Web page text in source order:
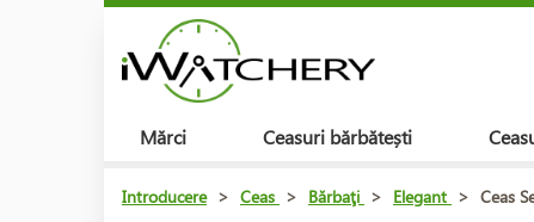
Mărci Ceasuri bărbătești
Introducere > Ceas > Bărbaţi > Elegant > Ceas